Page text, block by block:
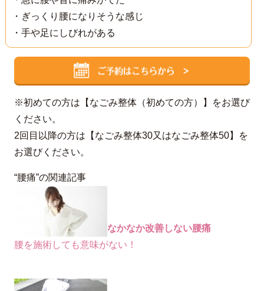
・ぎっくり腰になりそうな感じ
・手や足にしびれがある
※初めての方は【なごみ整体（初めての方）】をお選び
ください。
2回目以降の方は【なごみ整体30又はなごみ整体50】を
お選びください。
“腰痛”の関連記事
なかなか改善しない腰痛
腰を施術しても意味がない！